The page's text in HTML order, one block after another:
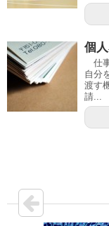
個
仕
自分
渡す
請...